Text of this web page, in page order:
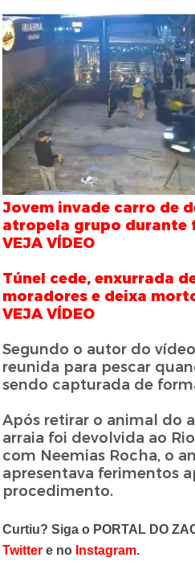
Jovem invade carro de
atropela grupo durante
VEJA VÍDEO
Túnel cede, enxurrada
moradores e deixa
VEJA VÍDEO
Segundo o autor do
reunida para pescar
sendo capturada de
Após retirar o animal do
arraia foi devolvida ao
com Neemias Rocha, o
apresentava ferimentos
procedimento.
Curtiu? Siga o PORTAL DO
Twitter e no Instagram.